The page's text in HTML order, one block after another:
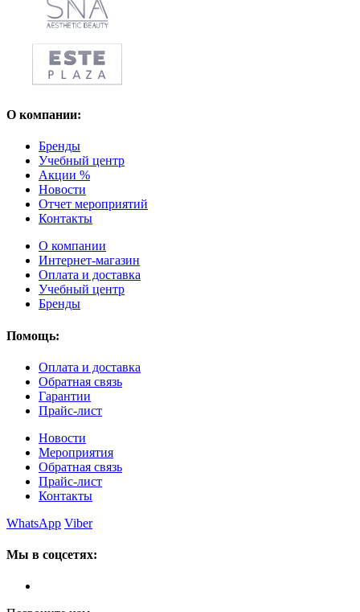
О компании:
Бренды
Учебный центр
Акции %
Новости
Отчет мероприятий
Контакты
О компании
Интернет-магазин
Оплата и доставка
Учебный центр
Бренды
Помощь:
Оплата и доставка
Обратная связь
Гарантии
Прайс-лист
Новости
Мероприятия
Обратная связь
Прайс-лист
Контакты
WhatsApp Viber
Мы в соцсетях: